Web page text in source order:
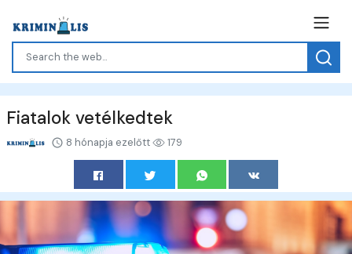
Fiatalok vetélkedtek
8 hónapja ezelőtt 179